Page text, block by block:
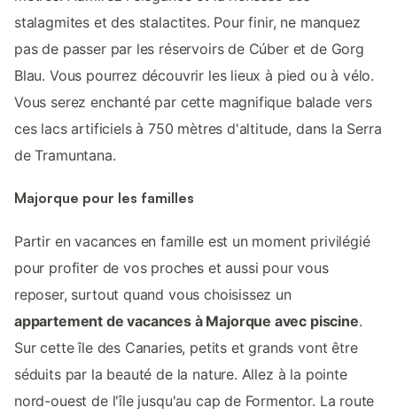
stalagmites et des stalactites. Pour finir, ne manquez
pas de passer par les réservoirs de Cúber et de Gorg
Blau. Vous pourrez découvrir les lieux à pied ou à vélo.
Vous serez enchanté par cette magnifique balade vers
ces lacs artificiels à 750 mètres d'altitude, dans la Serra
de Tramuntana.
Majorque pour les familles
Partir en vacances en famille est un moment privilégié
pour profiter de vos proches et aussi pour vous
reposer, surtout quand vous choisissez un
appartement de vacances à Majorque avec piscine.
Sur cette île des Canaries, petits et grands vont être
séduits par la beauté de la nature. Allez à la pointe
nord-ouest de l'île jusqu'au cap de Formentor. La route